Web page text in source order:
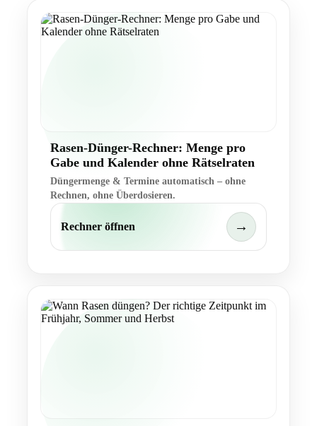
Rasen-Dünger-Rechner: Menge pro
Gabe und Kalender ohne Rätselraten
Düngermenge & Termine automatisch – ohne
Rechnen, ohne Überdosieren.
Rechner öffnen →